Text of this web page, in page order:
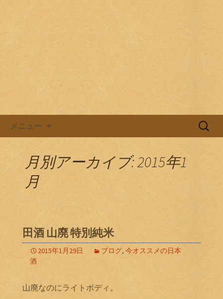
メニュー
検
月別アーカイブ: 2015年1
月
田酒 山廃 特別純米
2015年1月29日 ブログ, 今オススメの日本
酒
山廃なのにライトボディ。